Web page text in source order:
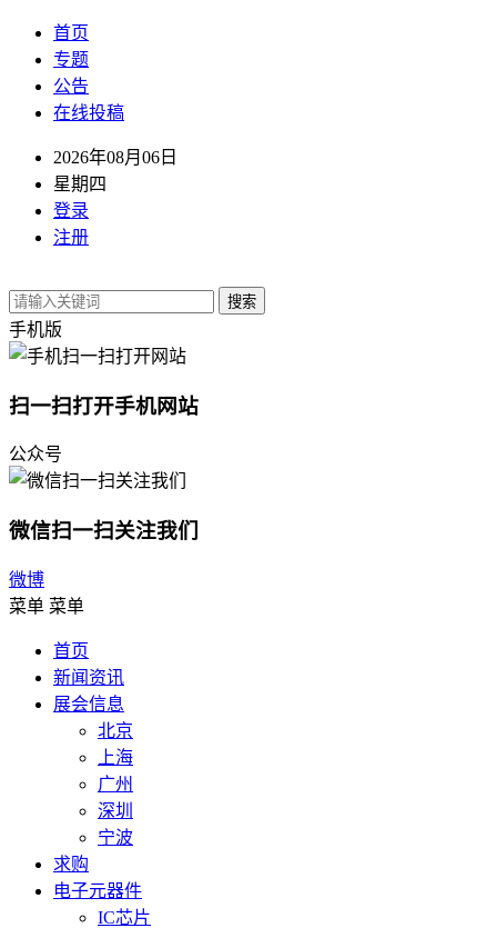
首页
专题
公告
在线投稿
2026年08月06日
星期四
登录
注册
搜索
手机版
扫一扫打开手机网站
公众号
微信扫一扫关注我们
微博
菜单 菜单
首页
新闻资讯
展会信息
北京
上海
广州
深圳
宁波
求购
电子元器件
IC芯片